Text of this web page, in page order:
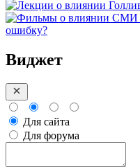
ошибку?
Виджет
Для сайта
Для форума